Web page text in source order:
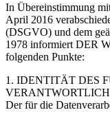
In Übereinstimmung
April 2016
(DSGVO) und dem
1978 informiert DER
folgenden Punkte:
1. IDENTITÄT DES
Der für die